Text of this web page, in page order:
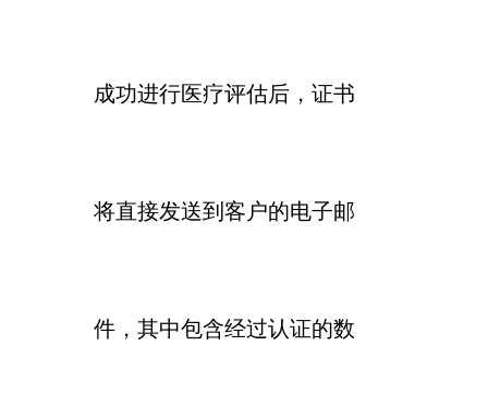
成功进行医疗评估后，证书
将直接发送到客户的电子邮
件，其中包含经过认证的数